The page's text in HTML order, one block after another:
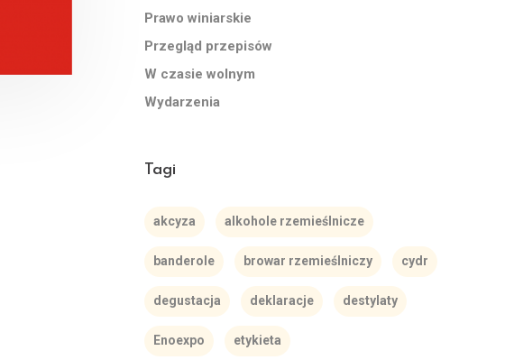
Prawo winiarskie
Przegląd przepisów
W czasie wolnym
Wydarzenia
Tagi
akcyza alkohole rzemieślnicze
banderole browar rzemieślniczy cydr
degustacja deklaracje destylaty
Enoexpo etykieta